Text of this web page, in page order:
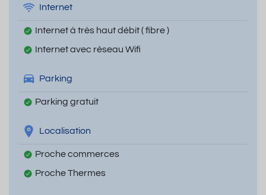
Internet
Internet à très haut débit ( fibre )
Internet avec réseau Wifi
Parking
Parking gratuit
Localisation
Proche commerces
Proche Thermes